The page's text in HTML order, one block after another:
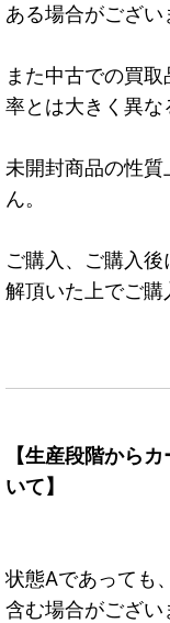
ある場合がござい
また中古での買
率とは大きく異な
未開封商品の性
ん。
ご購入、ご購入
解頂いた上でご購
【生産段階から
いて】
状態Aであっても
含む場合がござ